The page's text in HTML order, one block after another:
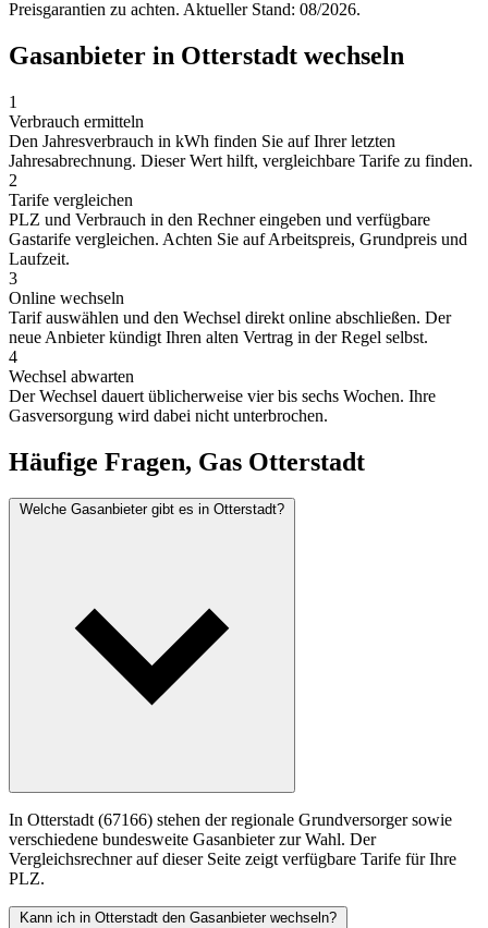
Preisgarantien zu achten. Aktueller Stand: 08/2026.
Gasanbieter in Otterstadt wechseln
1
Verbrauch ermitteln
Den Jahresverbrauch in kWh finden Sie auf Ihrer letzten
Jahresabrechnung. Dieser Wert hilft, vergleichbare Tarife zu finden.
2
Tarife vergleichen
PLZ und Verbrauch in den Rechner eingeben und verfügbare
Gastarife vergleichen. Achten Sie auf Arbeitspreis, Grundpreis und
Laufzeit.
3
Online wechseln
Tarif auswählen und den Wechsel direkt online abschließen. Der
neue Anbieter kündigt Ihren alten Vertrag in der Regel selbst.
4
Wechsel abwarten
Der Wechsel dauert üblicherweise vier bis sechs Wochen. Ihre
Gasversorgung wird dabei nicht unterbrochen.
Häufige Fragen, Gas Otterstadt
Welche Gasanbieter gibt es in Otterstadt?
In Otterstadt (67166) stehen der regionale Grundversorger sowie
verschiedene bundesweite Gasanbieter zur Wahl. Der
Vergleichsrechner auf dieser Seite zeigt verfügbare Tarife für Ihre
PLZ.
Kann ich in Otterstadt den Gasanbieter wechseln?